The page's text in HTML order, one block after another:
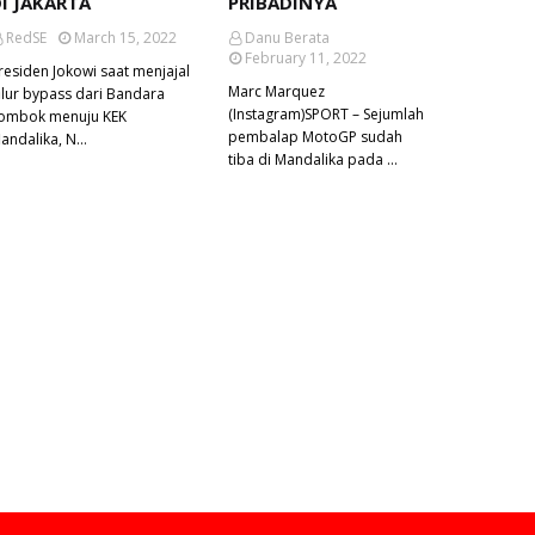
RedSE
March 15, 2022
Jokowi saat menjajal
bypass dari Bandara
menuju KEK
N…
Danu Berata
February 11, 2022
Marc Marquez
(Instagram)SPORT – Sejumlah
pembalap MotoGP sudah
tiba di Mandalika pada …